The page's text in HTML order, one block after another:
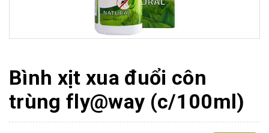
Bình xịt xua đuổi côn
trùng fly@way (c/100ml)